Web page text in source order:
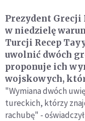
Prezydent Grecji
w niedzielę
Turcji Recep
uwolnić dwóch
proponuje ich
wojskowych,
"Wymiana dwóch
tureckich, którzy
rachubę" -